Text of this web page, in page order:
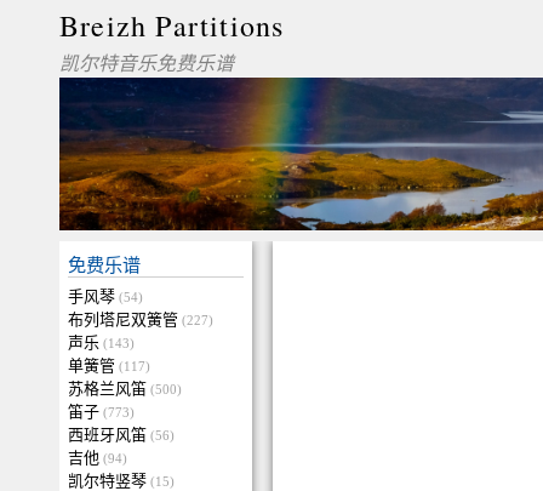
Breizh Partitions
凯尔特音乐免费乐谱
免费乐谱
手风琴 (54)
布列塔尼双簧管 (227)
声乐 (143)
单簧管 (117)
苏格兰风笛 (500)
笛子 (773)
西班牙风笛 (56)
吉他 (94)
凯尔特竖琴 (15)